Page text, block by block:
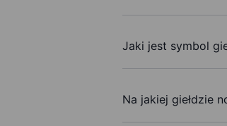
Jaki jest symbol
Na jakiej giełdzie